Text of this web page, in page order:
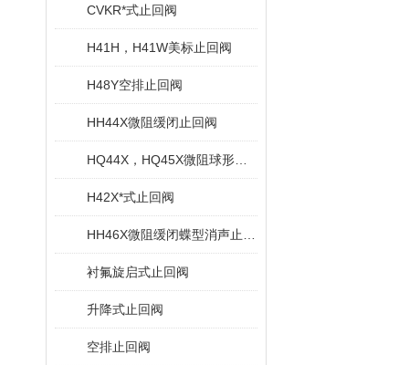
CVKR*式止回阀
H41H，H41W美标止回阀
H48Y空排止回阀
HH44X微阻缓闭止回阀
H42X*式止回阀
衬氟旋启式止回阀
升降式止回阀
空排止回阀